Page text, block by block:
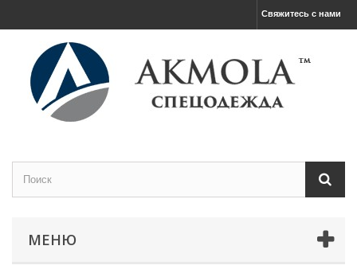
Свяжитесь с нами
МЕНЮ